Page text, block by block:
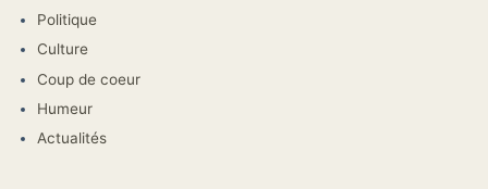
Politique
Culture
Coup de coeur
Humeur
Actualités